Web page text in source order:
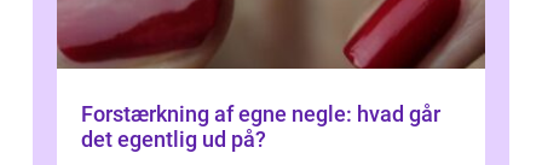
Forstærkning af egne negle: hvad går
det egentlig ud på?